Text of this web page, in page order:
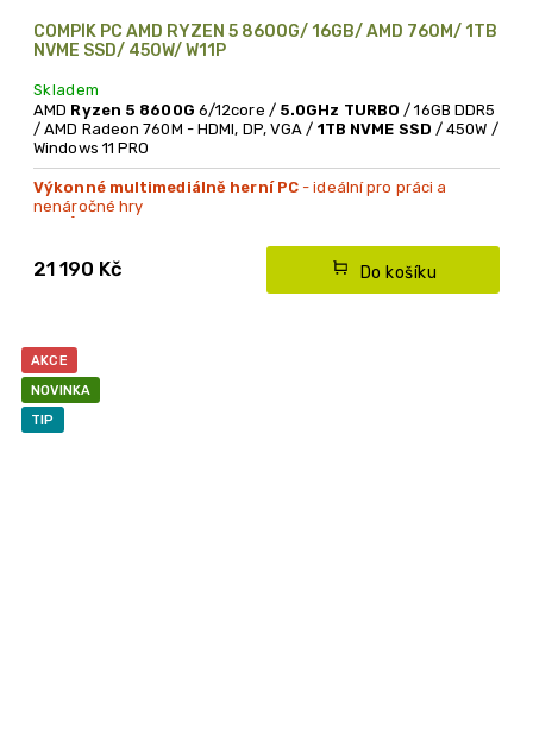
COMPÍK PC AMD RYZEN 5 8600G/ 16GB/ AMD 760M/ 1TB
NVME SSD/ 450W/ W11P
Skladem
21 190 Kč Do košíku
AMD Ryzen 5 8600G 6/12core / 5.0GHz TURBO / 16GB DDR5
/ AMD Radeon 760M - HDMI, DP, VGA / 1TB NVME SSD / 450W /
Windows 11 PRO
Výkonné multimediálně herní PC - ideální pro práci a
nenáročné hry
AKCE
NOVINKA
TIP